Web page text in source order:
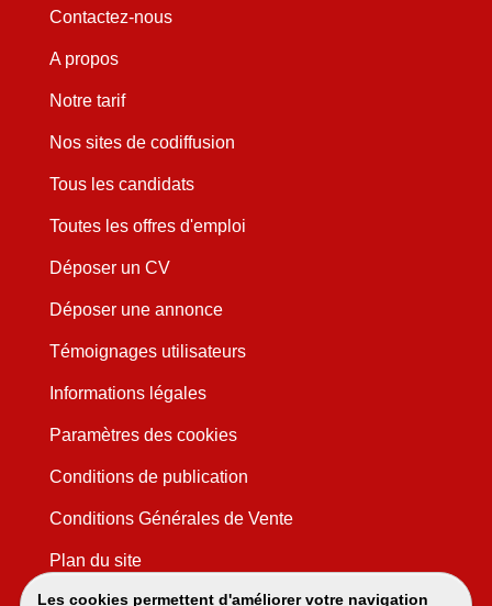
Les cookies permettent d'améliorer votre navigation
Contactez-nous
A propos
Notre tarif
Nos sites de codiffusion
Tous les candidats
Toutes les offres d'emploi
Déposer un CV
Déposer une annonce
Témoignages utilisateurs
Informations légales
Paramètres des cookies
Conditions de publication
Conditions Générales de Vente
Plan du site